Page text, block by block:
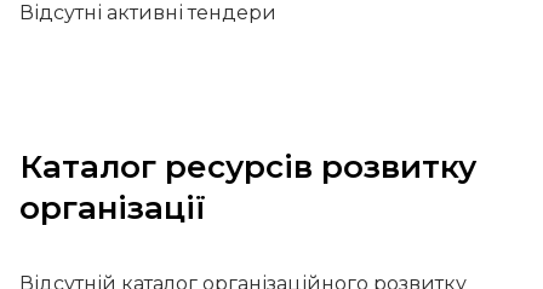
Відсутні активні тендери
Каталог ресурсів розвитку
організації
Відсутній каталог організаційного розвитку